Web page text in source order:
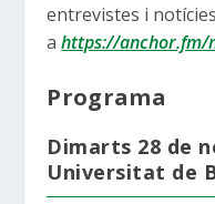
entrevistes i
ahttps://anchor.fm/
Programa
Dimarts 28 de
Universitat de